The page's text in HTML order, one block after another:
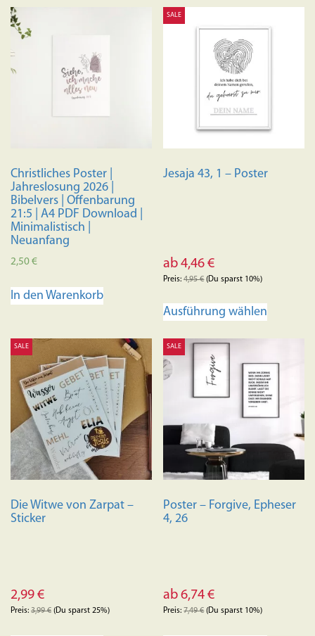
Christliches Poster |
Jahreslosung 2026 |
Bibelvers | Offenbarung
21:5 | A4 PDF Download |
Minimalistisch |
Neuanfang
2,50€
In den Warenkorb
SALE
Jesaja 43, 1 – Poster
ab4,46€
Preis:4,95€(Du sparst 10%)
Ausführung wählen
auf.
Die
können
der
gewählt
SALE
Die Witwe von Zarpat –
Sticker
2,99 €
Preis: 3,99€ (Du sparst 25%)
SALE
Poster – Forgive, Epheser
4, 26
ab6,74€
Preis:7,49€(Du sparst 10%)